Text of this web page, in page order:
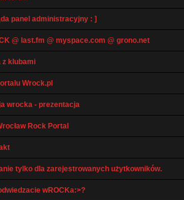
panel administracyjny : ]
@ last.fm @ myspace.com @ grono.net
z klubami
Wrock.pl
wrocka - prezentacja
Rock Portal
tylko dla zarejestrowanych użytkowników.
wROCKa:>?